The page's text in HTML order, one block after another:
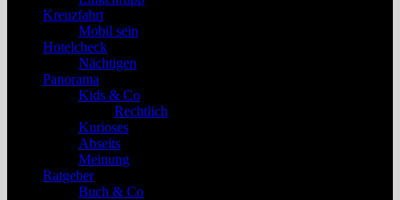
Kreuzfahrt
Mobil sein
Hotelcheck
Nächtigen
Panorama
Kids & Co
Rechtlich
Kurioses
Abseits
Meinung
Ratgeber
Buch & Co